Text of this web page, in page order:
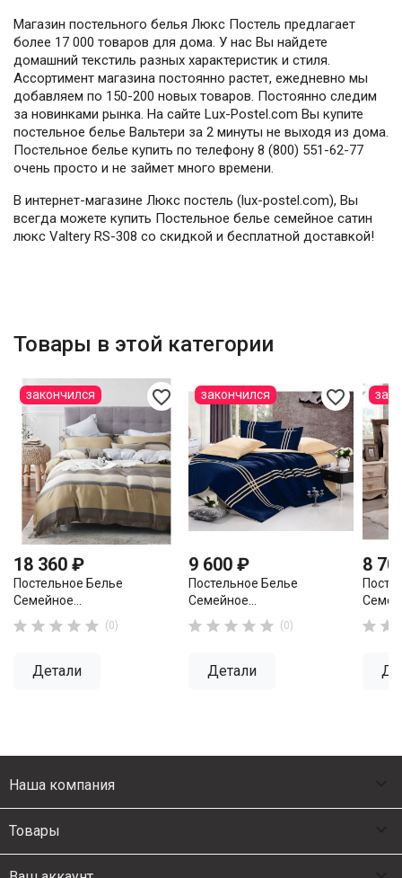
Магазин постельного белья Люкс Постель предлагает
более 17 000 товаров для дома. У нас Вы найдете
домашний текстиль разных характеристик и стиля.
Ассортимент магазина постоянно растет, ежедневно мы
добавляем по 150-200 новых товаров. Постоянно следим
за новинками рынка. На сайте Lux-Postel.com Вы купите
постельное белье Вальтери за 2 минуты не выходя из дома.
Постельное белье купить по телефону 8 (800) 551-62-77
очень просто и не займет много времени.
В интернет-магазине Люкс постель (lux-postel.com), Вы
всегда можете купить Постельное белье семейное сатин
люкс Valtery RS-308 со скидкой и бесплатной доставкой!
Товары в этой категории
favorite_border
18 360 ₽
Постельное Белье
Семейное...
     (0)
Детали
закончился favorite_border
9 600 ₽
Постельное Белье
Семейное...
     (0)
Детали
закончился
8
 
Наша компания
Товары